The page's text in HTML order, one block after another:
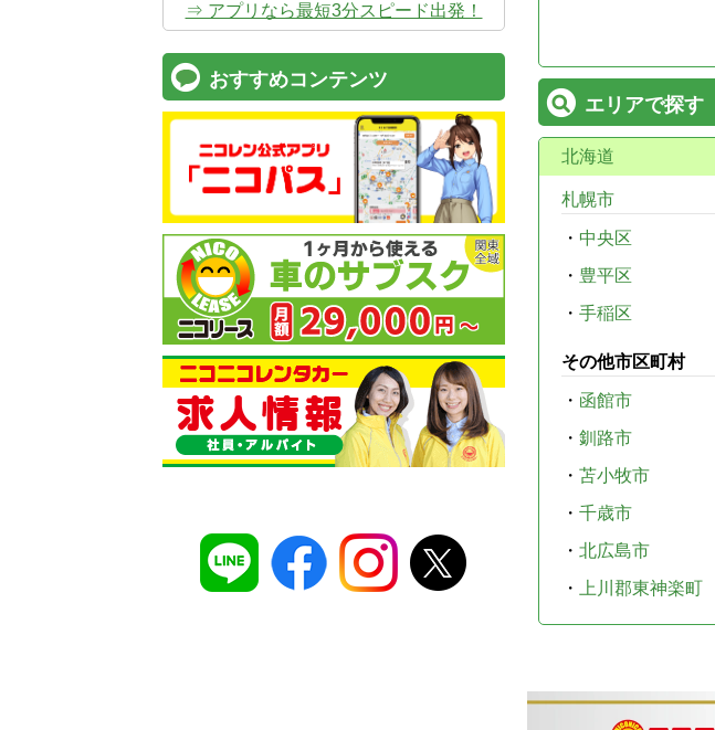
エリアで探す
北海道
札幌市
・ 中央区
・ 豊平区
・ 手稲区
その他市区町村
・ 函館市
・ 釧路市
・ 苫小牧市
・ 千歳市
・ 北広島市
・
上川郡東神楽町
⇒ アプリなら最短3分スピード出発！
おすすめコンテンツ